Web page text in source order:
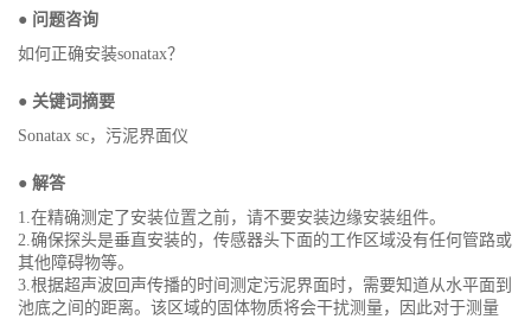
● 问题咨询
如何正确安装sonatax？
● 关键词摘要
Sonatax sc，污泥界面仪
● 解答
1.在精确测定了安装位置之前，请不要安装边缘安装组件。
2.确保探头是垂直安装的，传感器头下面的工作区域没有任何管路或
其他障碍物等。
3.根据超声波回声传播的时间测定污泥界面时，需要知道从水平面到
池底之间的距离。该区域的固体物质将会干扰测量，因此对于测量